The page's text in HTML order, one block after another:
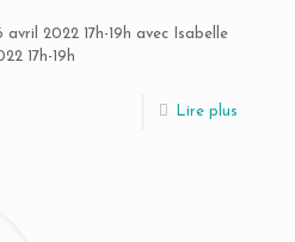
2022 17h-19h avec Isabelle
17h-19h
Lire plus